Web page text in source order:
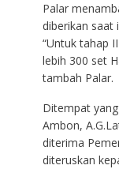
Palar
diberikan saat
“Untuk tahap
lebih 300 set
tambah Palar.
Ditempat
Ambon,
diterima
diteruskan